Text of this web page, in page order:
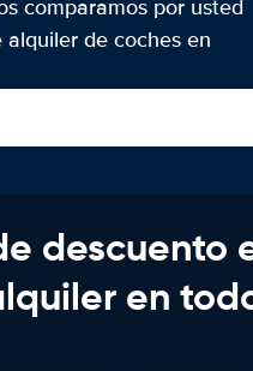
comparamos por usted
de coches en
descuento
en